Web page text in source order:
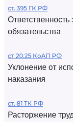
ст. 395 ГК РФ
обязательства
ст 20.25 КоАП РФ
Уклонение от
наказания
ст. 81 ТК РФ
Расторжение